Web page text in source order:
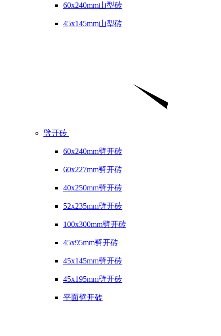
60x240mm山型砖
45x145mm山型砖
劈开砖
60x240mm劈开砖
60x227mm劈开砖
40x250mm劈开砖
52x235mm劈开砖
100x300mm劈开砖
45x95mm劈开砖
45x145mm劈开砖
45x195mm劈开砖
平面劈开砖